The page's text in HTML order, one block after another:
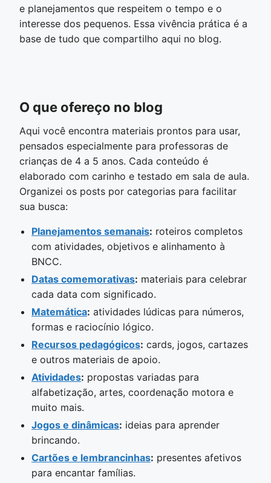
e planejamentos que respeitem o tempo e o
interesse dos pequenos. Essa vivência prática é a
base de tudo que compartilho aqui no blog.
O que ofereço no blog
Aqui você encontra materiais prontos para usar,
pensados especialmente para professoras de
crianças de 4 a 5 anos. Cada conteúdo é
elaborado com carinho e testado em sala de aula.
Organizei os posts por categorias para facilitar
sua busca:
Planejamentos semanais: roteiros completos
com atividades, objetivos e alinhamento à
BNCC.
Datas comemorativas: materiais para celebrar
cada data com significado.
Matemática: atividades lúdicas para números,
formas e raciocínio lógico.
Recursos pedagógicos: cards, jogos, cartazes
e outros materiais de apoio.
Atividades: propostas variadas para
alfabetização, artes, coordenação motora e
muito mais.
Jogos e dinâmicas: ideias para aprender
brincando.
Cartões e lembrancinhas: presentes afetivos
para encantar famílias.